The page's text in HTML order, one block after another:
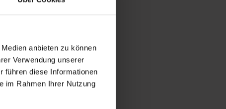
anbieten zu können
Verwendung unserer
führen diese Informationen
im Rahmen Ihrer Nutzung
Pfad entlang der steilen
säumen den Weg
man bereits die
ist herrlich -